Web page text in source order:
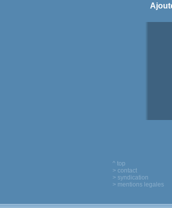
^ top
> contact
> syndication
> mentions legales